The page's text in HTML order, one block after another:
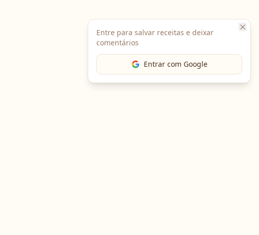
Entre para salvar receitas e deixar
comentários
Entrar com Google